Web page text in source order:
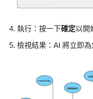
執行：按一下確定以開
檢視結果：AI 將立即為